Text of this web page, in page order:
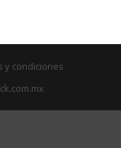
y condiciones